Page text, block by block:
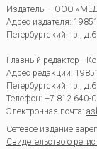
Издатель — ООО
Адрес издателя:
Петербургский пр.,
Главный редактор -
Адрес редакции:
Петербургский пр.,
Телефон: +7 812 640-
Электронная почта:
Сетевое издание
Свидетельство о